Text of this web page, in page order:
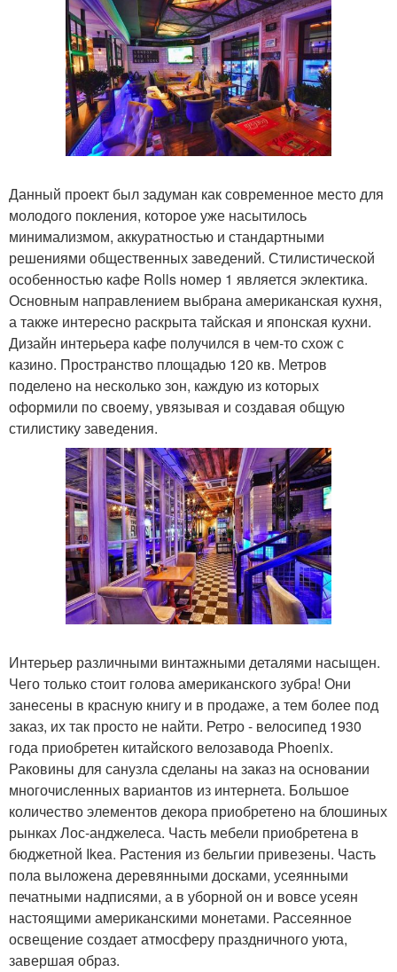
Данный проект был задуман как современное место для
молодого покления, которое уже насытилось
минимализмом, аккуратностью и стандартными
решениями общественных заведений. Стилистической
особенностью кафе Rolls номер 1 является эклектика.
Основным направлением выбрана американская кухня,
а также интересно раскрыта тайская и японская кухни.
Дизайн интерьера кафе получился в чем-то схож с
казино. Пространство площадью 120 кв. Метров
поделено на несколько зон, каждую из которых
оформили по своему, увязывая и создавая общую
стилистику заведения.
Интерьер различными винтажными деталями насыщен.
Чего только стоит голова американского зубра! Они
занесены в красную книгу и в продаже, а тем более под
заказ, их так просто не найти. Ретро - велосипед 1930
года приобретен китайского велозавода Phoenix.
Раковины для санузла сделаны на заказ на основании
многочисленных вариантов из интернета. Большое
количество элементов декора приобретено на блошиных
рынках Лос-анджелеса. Часть мебели приобретена в
бюджетной Ikea. Растения из бельгии привезены. Часть
пола выложена деревянными досками, усеянными
печатными надписями, а в уборной он и вовсе усеян
настоящими американскими монетами. Рассеянное
освещение создает атмосферу праздничного уюта,
завершая образ.